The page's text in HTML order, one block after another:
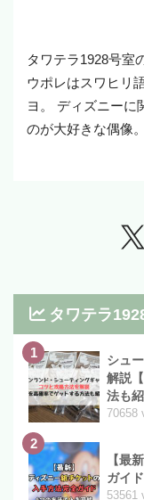
タワテラ1928号室
ウポレはスワヒリ
ヨ。 ディズニーに
のが大好きな偶像。
タワテラ
1
シュ
解説
法も紹
70658
2
【最
ガイ
53561